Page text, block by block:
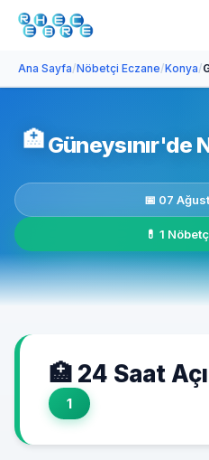
Ana Sayfa/Nöbetçi Eczane/Konya/
🏥Güneysınır'de
📅 07
💊 1
🏥 24 Saat
1